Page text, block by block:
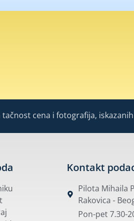
cena i fotografija,
Kontakt
Pilota Mihaila
Rakovica -
Pon-pet 7.30-